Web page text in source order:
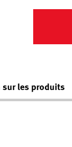
sur les produits